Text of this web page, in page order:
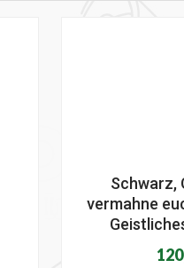
Schwarz,
vermahne